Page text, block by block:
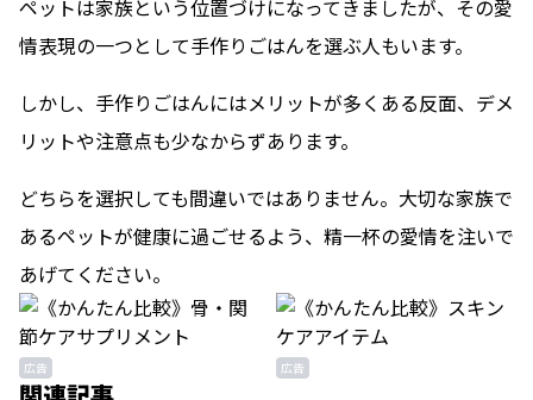
ペットは家族という位置づけになってきましたが、その愛
情表現の一つとして手作りごはんを選ぶ人もいます。
しかし、手作りごはんにはメリットが多くある反面、デメ
リットや注意点も少なからずあります。
どちらを選択しても間違いではありません。大切な家族で
あるペットが健康に過ごせるよう、精一杯の愛情を注いで
あげてください。
広告 広告